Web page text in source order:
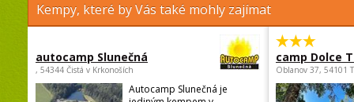
Kempy, které by Vás také mohly zajímat
autocamp Slunečná
, 54344 Čistá v Krkonoších
Autocamp Slunečná je
camp Dolce
Oblanov 37, 54101